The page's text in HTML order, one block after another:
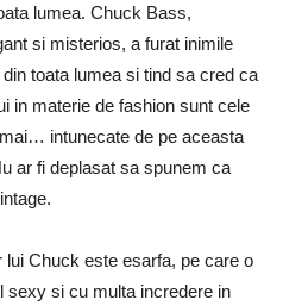
lumea. Chuck Bass,
si misterios, a furat inimile
toata lumea si tind sa cred ca
in materie de fashion sunt cele
intunecate de pe aceasta
ar fi deplasat sa spunem ca
lui Chuck este esarfa, pe care o
sexy si cu multa incredere in